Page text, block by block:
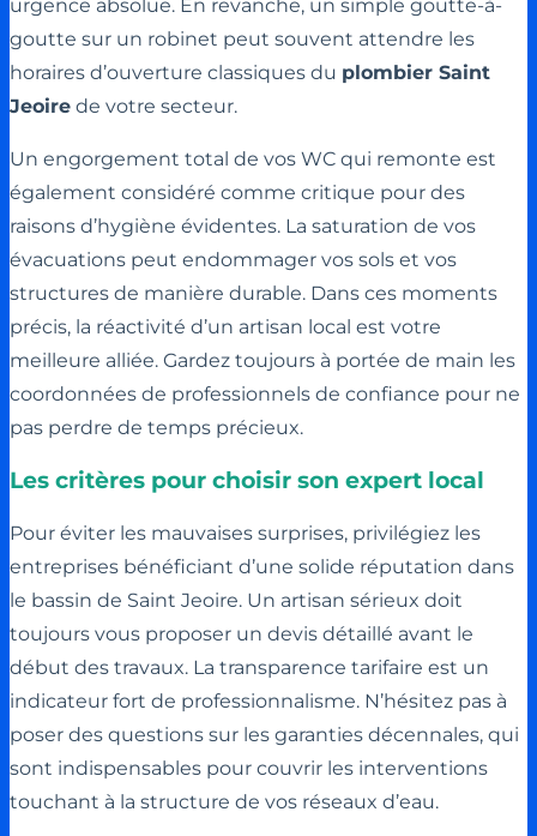
urgence absolue. En revanche, un simple goutte-à-
goutte sur un robinet peut souvent attendre les
horaires d’ouverture classiques du plombier Saint
Jeoire de votre secteur.
Un engorgement total de vos WC qui remonte est
également considéré comme critique pour des
raisons d’hygiène évidentes. La saturation de vos
évacuations peut endommager vos sols et vos
structures de manière durable. Dans ces moments
précis, la réactivité d’un artisan local est votre
meilleure alliée. Gardez toujours à portée de main les
coordonnées de professionnels de confiance pour ne
pas perdre de temps précieux.
Les critères pour choisir son expert local
Pour éviter les mauvaises surprises, privilégiez les
entreprises bénéficiant d’une solide réputation dans
le bassin de Saint Jeoire. Un artisan sérieux doit
toujours vous proposer un devis détaillé avant le
début des travaux. La transparence tarifaire est un
indicateur fort de professionnalisme. N’hésitez pas à
poser des questions sur les garanties décennales, qui
sont indispensables pour couvrir les interventions
touchant à la structure de vos réseaux d’eau.